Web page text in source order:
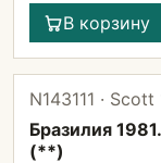
В корзину
N143111 · Scott
Бразилия
(**)